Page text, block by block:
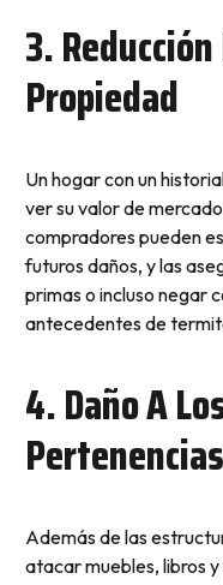
3.
Propiedad
Un hogar con un
ver su valor de
compradores pueden
futuros daños, y las
primas o incluso negar
antecedentes de
4. Daño A
Pertenencias
Además de las
atacar muebles, libros